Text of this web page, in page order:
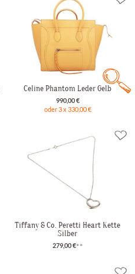
Celine Phantom Leder Gelb
oder 3 x 330,00 €
990,00 €
Tiffany & Co. Peretti Heart Kette
Silber
279,00 €**